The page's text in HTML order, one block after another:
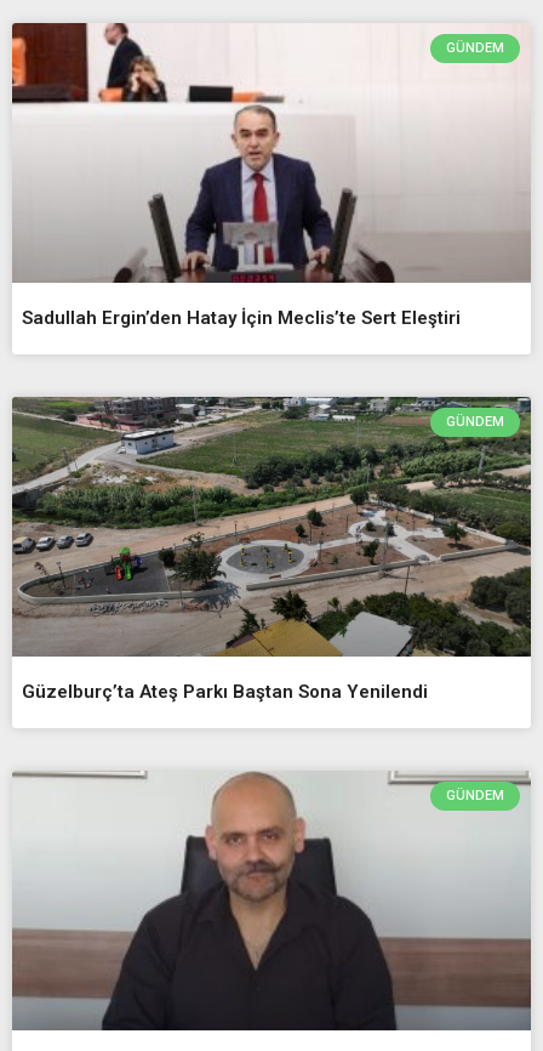
GÜNDEM
Sadullah Ergin’den Hatay İçin Meclis’te Sert Eleştiri
GÜNDEM
Güzelburç’ta Ateş Parkı Baştan Sona Yenilendi
GÜNDEM